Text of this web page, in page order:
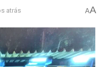
atrás AA